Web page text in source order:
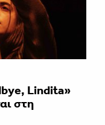
Lindita»
στη